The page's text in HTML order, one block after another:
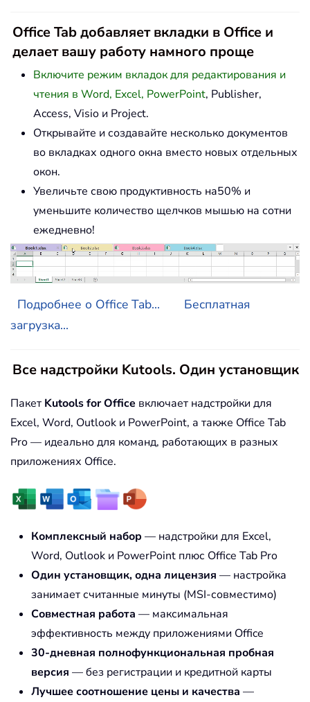
Office Tab добавляет вкладки в Office и
делает вашу работу намного проще
Включите режим вкладок для редактирования и
чтения в Word, Excel, PowerPoint, Publisher,
Access, Visio и Project.
Открывайте и создавайте несколько документов
во вкладках одного окна вместо новых отдельных
окон.
Увеличьте свою продуктивность на50% и
уменьшите количество щелчков мышью на сотни
ежедневно!
Подробнее о Office Tab...
Бесплатная
загрузка...
Все надстройки Kutools. Один установщик
Пакет Kutools for Office включает надстройки для
Excel, Word, Outlook и PowerPoint, а также Office Tab
Pro — идеально для команд, работающих в разных
приложениях Office.
Комплексный набор — надстройки для Excel,
Word, Outlook и PowerPoint плюс Office Tab Pro
Один установщик, одна лицензия — настройка
занимает считанные минуты (MSI-совместимо)
Совместная работа — максимальная
эффективность между приложениями Office
30-дневная полнофункциональная пробная
версия — без регистрации и кредитной карты
Лучшее соотношение цены и качества —